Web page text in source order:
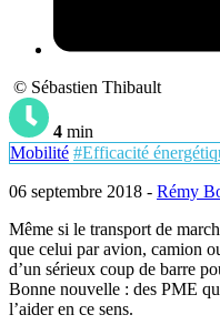
© Sébastien Thibault
4 min
Mobilité #Efficacité
06 septembre 2018 - Rémy
Même si le transport de
que celui par avion, camion
d’un sérieux coup de barre
Bonne nouvelle : des PME
l’aider en ce sens.